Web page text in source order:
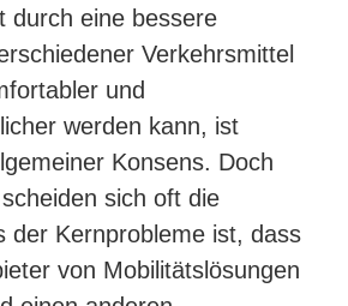
durch eine bessere
Verkehrsmittel
und
werden kann, ist
Konsens. Doch
sich oft die
der Kernprobleme ist, dass
von Mobilitätslösungen